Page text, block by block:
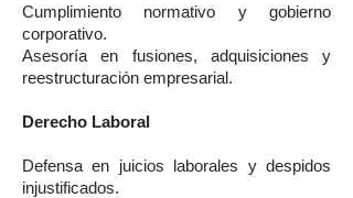
Cumplimiento normativo y gobierno
corporativo.
Asesoría en fusiones, adquisiciones y
reestructuración empresarial.
Derecho Laboral
Defensa en juicios laborales y despidos
injustificados.